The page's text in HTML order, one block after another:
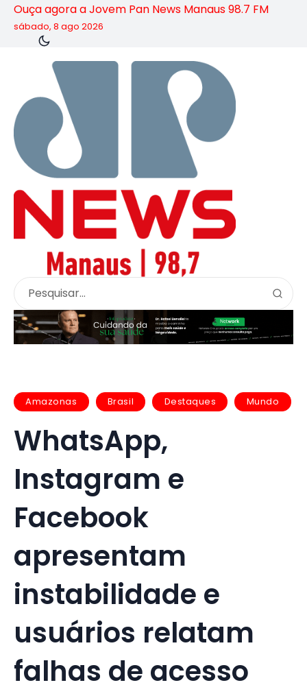
Ouça agora a Jovem Pan News Manaus 98.7 FM
sábado, 8 ago 2026
Amazonas Brasil Destaques Mundo
WhatsApp,
Instagram e
Facebook
apresentam
instabilidade e
usuários relatam
falhas de acesso